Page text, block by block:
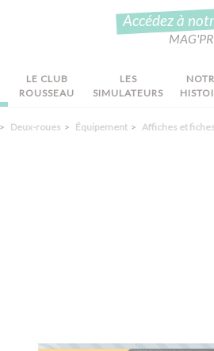
LE CLUB
ROUSSEAU
LES
SIMULATEURS
Accédez à
Deux-roues Équipement Affiches et fiches